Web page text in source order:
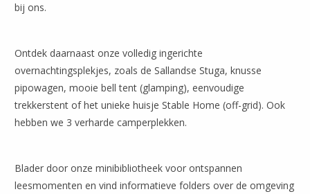
bij ons.
Ontdek daarnaast onze volledig ingerichte
overnachtingsplekjes, zoals de Sallandse Stuga, knusse
pipowagen, mooie bell tent (glamping), eenvoudige
trekkerstent of het unieke huisje Stable Home (off-grid). Ook
hebben we 3 verharde camperplekken.
Blader door onze minibibliotheek voor ontspannen
leesmomenten en vind informatieve folders over de omgeving
Leaflet| ©OpenStreetMap